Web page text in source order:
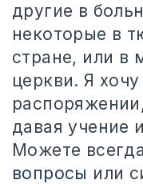
другие в
некоторые в
стране, или в
церкви. Я
давая учение
Можете всегда
вопросы или